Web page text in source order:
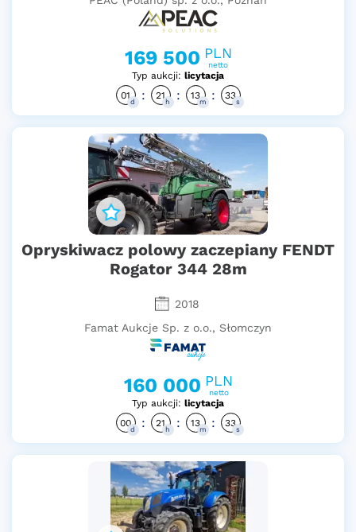
169 500 PLN
netto
Typ aukcji: licytacja
01
d : 21
h : 13
m : 32
s
Opryskiwacz polowy zaczepiany FENDT
Rogator 344 28m
2018
Famat Aukcje Sp. z o.o., Słomczyn
160 000 PLN
netto
Typ aukcji: licytacja
00
d : 21
h : 13
m : 32
s